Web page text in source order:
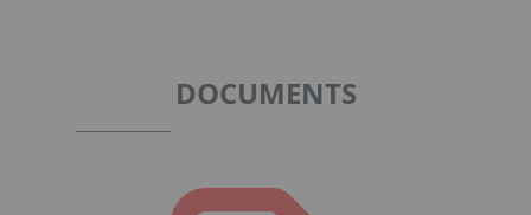
DOCUMENTS